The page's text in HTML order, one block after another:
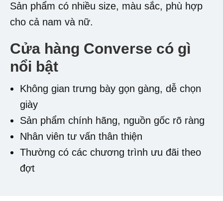
Sản phẩm có nhiều size, màu sắc, phù hợp
cho cả nam và nữ.
Cửa hàng Converse có gì
nổi bật
Không gian trưng bày gọn gàng, dễ chọn
giày
Sản phẩm chính hãng, nguồn gốc rõ ràng
Nhân viên tư vấn thân thiện
Thường có các chương trình ưu đãi theo
đợt